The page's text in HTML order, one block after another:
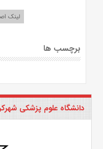
لینک
برچسب ها
دانشگاه علوم پزشکی